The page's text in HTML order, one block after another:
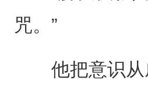
咒。”
他把意识从